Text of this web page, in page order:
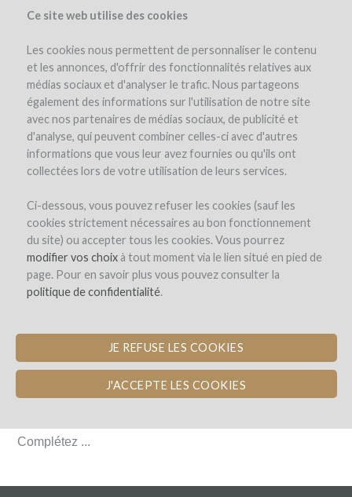
Ce site web utilise des cookies
Les cookies nous permettent de personnaliser le contenu
et les annonces, d'offrir des fonctionnalités relatives aux
médias sociaux et d'analyser le trafic. Nous partageons
également des informations sur l'utilisation de notre site
avec nos partenaires de médias sociaux, de publicité et
d'analyse, qui peuvent combiner celles-ci avec d'autres
informations que vous leur avez fournies ou qu'ils ont
collectées lors de votre utilisation de leurs services.
Ci-dessous, vous pouvez refuser les cookies (sauf les
cookies strictement nécessaires au bon fonctionnement
du site) ou accepter tous les cookies. Vous pourrez
modifier vos choixà tout moment via le lien situé en pied de
page. Pour en savoir plus vous pouvez consulter la
politique de confidentialité.
JE REFUSE LES COOKIES
J'ACCEPTE LES COOKIES
el proyecto el equipo los intereses en vino costes y riesgos
Château EDMUS
CONSTRUCCIÓN DE UNA NUEVA
BODEGA CON 30 WINE ANGELS
DÉTAILS DU PROJET
DÉTAILS DU PROJET
Complétez ...